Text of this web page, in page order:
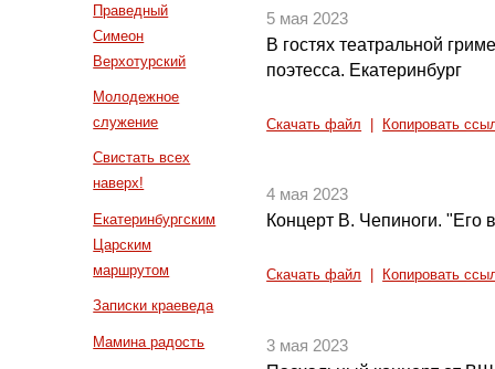
Праведный
Симеон
Верхотурский
Молодежное
служение
Свистать всех
наверх!
Екатеринбургским
Царским
маршрутом
Записки краеведа
Мамина радость
5 мая 2023
В гостях театральной
поэтесса. Екатеринбург
Скачать файл Копировать
4 мая 2023
Концерт В. Чепиноги. "Его
Скачать файл Копировать
3 мая 2023